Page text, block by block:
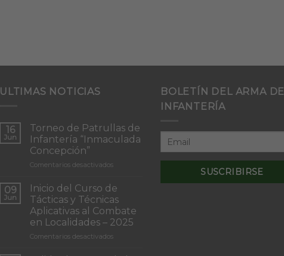
ULTIMAS NOTICIAS
16
Jun
Torneo de Patrullas de
Infantería “Inmaculada
Concepción”
Comentarios desactivadosen
de
de
Infantería
“Inmaculada
09
Jun
Inicio del Curso de
Tácticas y Técnicas
Aplicativas al Combate
en Localidades – 2025
Comentarios desactivadosen
BOLETÍN DEL ARMA DE
INFANTERÍA